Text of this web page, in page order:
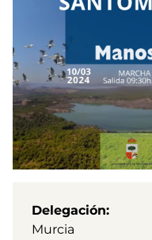
Delegación
Murcia